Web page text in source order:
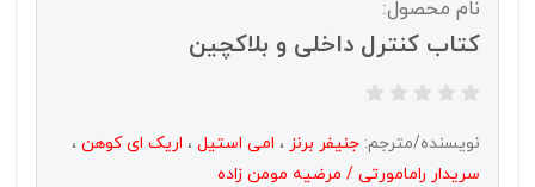
نام محصول:
کتاب کنترل داخلی و بلاکچین
نویسنده/مترجم: جنیفر برنز ، امی استیل ، اریک ای کوهن ،
سریدار رامامورتی / مرضیه مومن زاده